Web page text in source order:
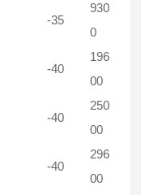
-35
930
0
-40
196
00
-40
250
00
-40
296
00